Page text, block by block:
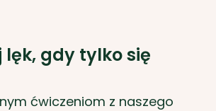
lęk, gdy tylko się
ćwiczeniom z naszego